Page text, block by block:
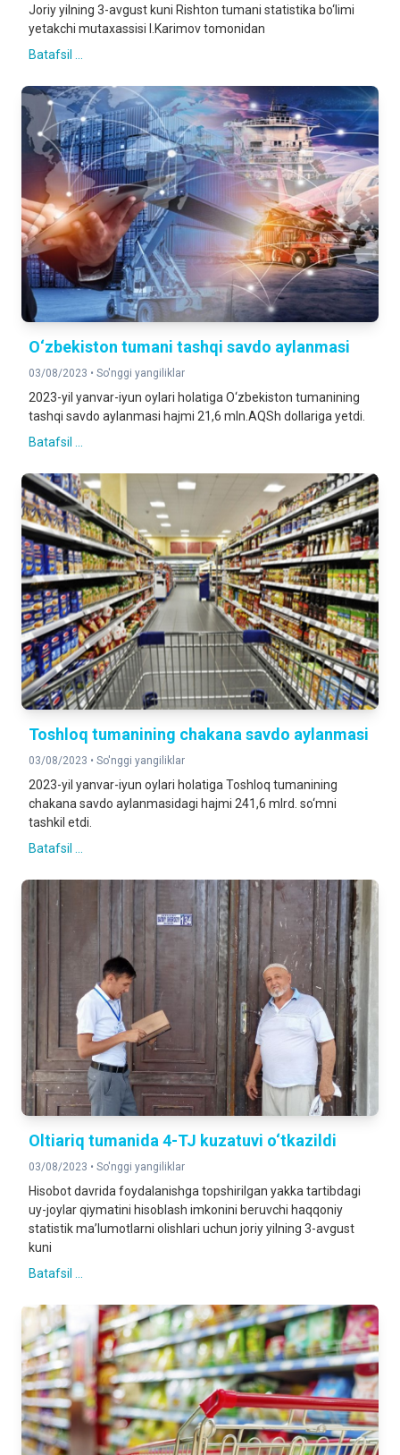
Joriy yilning 3-avgust kuni Rishton tumani statistika bo‘limi
yetakchi mutaxassisi I.Karimov tomonidan
Batafsil ...
O‘zbekiston tumani tashqi savdo aylanmasi
03/08/2023 • So'nggi yangiliklar
2023-yil yanvar-iyun oylari holatiga O‘zbekiston tumanining
tashqi savdo aylanmasi hajmi 21,6 mln.AQSh dollariga yetdi.
Batafsil ...
Toshloq tumanining chakana savdo aylanmasi
03/08/2023 • So'nggi yangiliklar
2023-yil yanvar-iyun oylari holatiga Toshloq tumanining
chakana savdo aylanmasidagi hajmi 241,6 mlrd. so‘mni
tashkil etdi.
Batafsil ...
Oltiariq tumanida 4-TJ kuzatuvi o‘tkazildi
03/08/2023 • So'nggi yangiliklar
Hisobot davrida foydalanishga topshirilgan yakka tartibdagi
uy-joylar qiymatini hisoblash imkonini beruvchi haqqoniy
statistik ma’lumotlarni olishlari uchun joriy yilning 3-avgust
kuni
Batafsil ...